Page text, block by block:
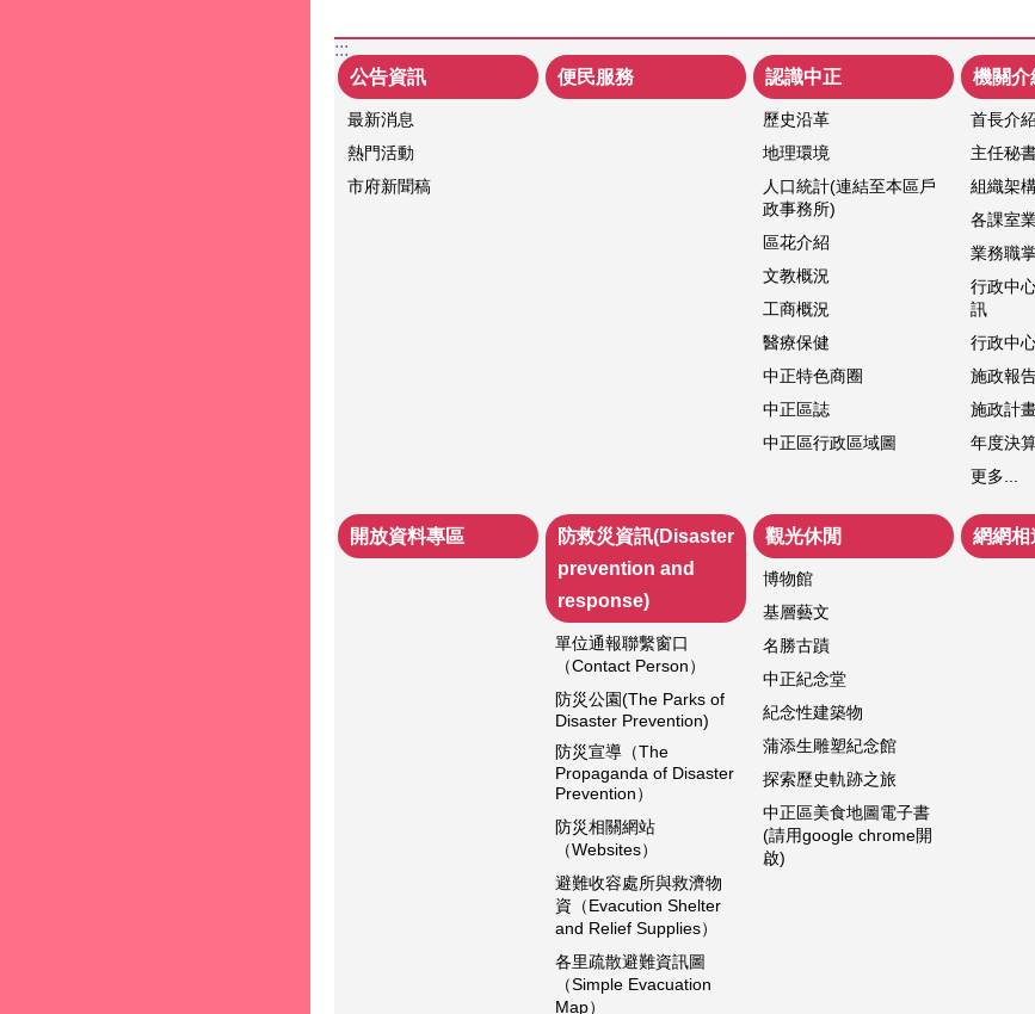
:::
公告資訊
最新消息
熱門活動
市府新聞稿
便民服務 認識中正
歷史沿革
地理環境
人口統計(連結至本區戶
政事務所)
區花介紹
文教概況
工商概況
醫療保健
中正特色商圈
中正區誌
中正區行政區域圖
機關介
首長介紹
主任秘
組織架
各課室
業務職
行政中
訊
行政中
施政報
施政計
年度決
更多...
開放資料專區
防救災資訊(Disaster
prevention and
response)
單位通報聯繫窗口
（Contact Person）
防災公園(The Parks of
Disaster Prevention)
防災宣導（The
Propaganda of Disaster
Prevention）
防災相關網站
（Websites）
避難收容處所與救濟物
資（Evacution Shelter
and Relief Supplies）
各里疏散避難資訊圖
（Simple Evacuation
Map）
觀光休閒
博物館
基層藝文
名勝古蹟
中正紀念堂
紀念性建築物
蒲添生雕塑紀念館
探索歷史軌跡之旅
中正區美食地圖電子書
(請用google chrome開
啟)
網網相